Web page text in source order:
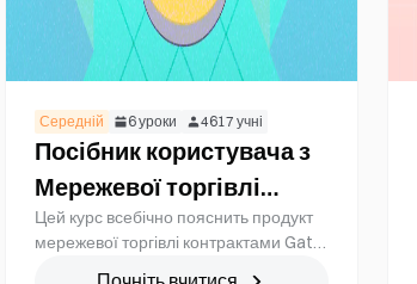
Середній 6уроки 4617 учні
Посібник користувача з
Мережевої торгівлі
ф'ючерсами
Цей курс всебічно пояснить продукт
мережевої торгівлі контрактами Gate,